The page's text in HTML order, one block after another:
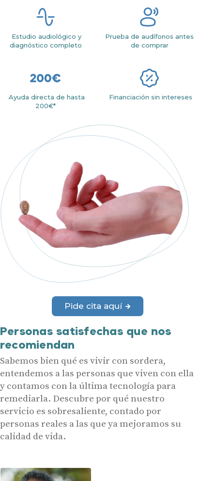
Estudio audiológico y
diagnóstico completo
Prueba de audífonos antes
de comprar
Ayuda directa de hasta
200€*
Financiación sin intereses
Pide cita aquí
Personas satisfechas que nos
recomiendan
Sabemos bien qué es vivir con sordera,
entendemos a las personas que viven con ella
y contamos con la última tecnología para
remediarla. Descubre por qué nuestro
servicio es sobresaliente, contado por
personas reales a las que ya mejoramos su
calidad de vida.